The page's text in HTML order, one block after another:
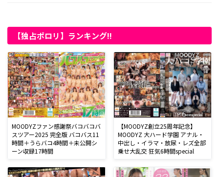
【独占ポロリ】ランキング!!
MOODYZファン感謝祭バコバコバ
スツアー2025 完全版 バコバス11
時間＋うらバコ4時間＋未公開シ
ーン収録17時間
【MOODYZ創立25周年記念】
MOODYZ 大ハード学園 アナル・
中出し・イラマ・放尿・レズ全部
乗せ大乱交 狂気6時間special